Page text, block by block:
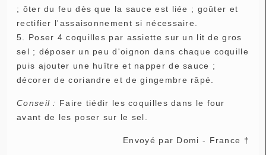
; ôter du feu dès que la sauce est liée ; goûter et
rectifier l'assaisonnement si nécessaire.
5. Poser 4 coquilles par assiette sur un lit de gros
sel ; déposer un peu d'oignon dans chaque coquille
puis ajouter une huître et napper de sauce ;
décorer de coriandre et de gingembre râpé.
Conseil : Faire tiédir les coquilles dans le four
avant de les poser sur le sel.
Envoyé par Domi - France †